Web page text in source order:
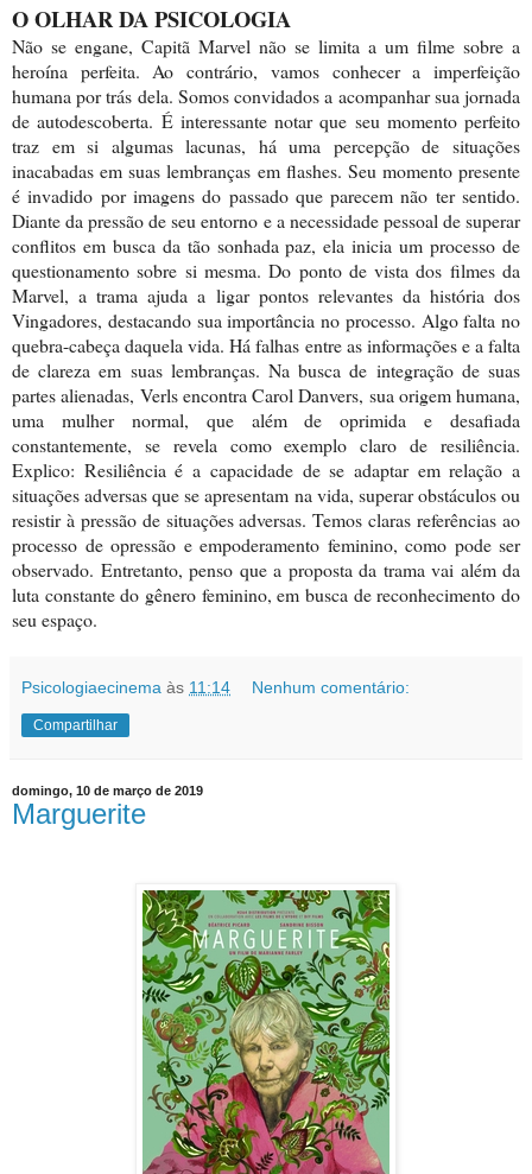
O OLHAR DA PSICOLOGIA
Não se engane, Capitã Marvel não se limita a um filme sobre a
heroína perfeita. Ao contrário, vamos conhecer a imperfeição
humana por trás dela. Somos convidados a acompanhar sua jornada
de autodescoberta. É interessante notar que seu momento perfeito
traz em si algumas lacunas, há uma percepção de situações
inacabadas em suas lembranças em flashes. Seu momento presente
é invadido por imagens do passado que parecem não ter sentido.
Diante da pressão de seu entorno e a necessidade pessoal de superar
conflitos em busca da tão sonhada paz, ela inicia um processo de
questionamento sobre si mesma. Do ponto de vista dos filmes da
Marvel, a trama ajuda a ligar pontos relevantes da história dos
Vingadores, destacando sua importância no processo. Algo falta no
quebra-cabeça daquela vida. Há falhas entre as informações e a falta
de clareza em suas lembranças. Na busca de integração de suas
partes alienadas, Verls encontra Carol Danvers, sua origem humana,
uma mulher normal, que além de oprimida e desafiada
constantemente, se revela como exemplo claro de resiliência.
Explico: Resiliência é a capacidade de se adaptar em relação a
situações adversas que se apresentam na vida, superar obstáculos ou
resistir à pressão de situações adversas. Temos claras referências ao
processo de opressão e empoderamento feminino, como pode ser
observado. Entretanto, penso que a proposta da trama vai além da
luta constante do gênero feminino, em busca de reconhecimento do
seu espaço.
Psicologiaecinema às 11:14 Nenhum comentário:
Compartilhar
domingo, 10 de março de 2019
Marguerite